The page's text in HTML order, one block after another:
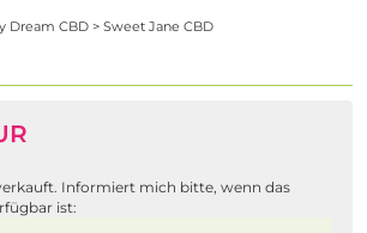
Dream CBD > Sweet Jane CBD
Informiert mich bitte, wenn das
ist: